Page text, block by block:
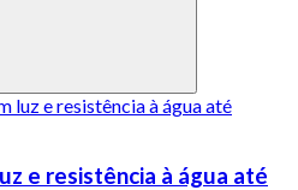
e resistência à água até